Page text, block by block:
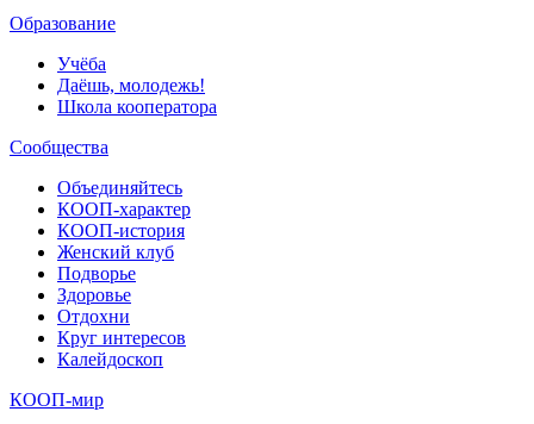
Образование
Учёба
Даёшь, молодежь!
Школа кооператора
Сообщества
Объединяйтесь
КООП-характер
КООП-история
Женский клуб
Подворье
Здоровье
Отдохни
Круг интересов
Калейдоскоп
КООП-мир